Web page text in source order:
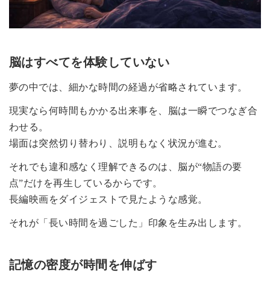
脳はすべてを体験していない
夢の中では、細かな時間の経過が省略されています。
現実なら何時間もかかる出来事を、脳は一瞬でつなぎ合
わせる。
場面は突然切り替わり、説明もなく状況が進む。
それでも違和感なく理解できるのは、脳が“物語の要
点”だけを再生しているからです。
長編映画をダイジェストで見たような感覚。
それが「長い時間を過ごした」印象を生み出します。
記憶の密度が時間を伸ばす